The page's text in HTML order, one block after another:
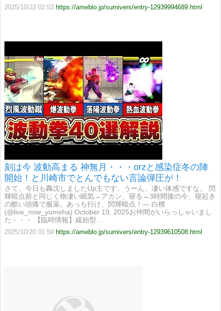
2025/10/22 02:53 https://ameblo.jp/surnivers/entry-12939994689.html
刻は今 波動高まる 神無月・・・orzと感染症冬の陣
開始！と川崎市でとんでもない言論弾圧が！
さて、今日も轟沈しましたUp主です。うーん、凄い体感ですな。 閃
輝暗点前と同じく物凄い眠気→アカン、寝る→3時間後の今、寝起き
の酷い頭痛で服薬。あっち行け、閃輝暗点！— 白檀
(@live_now_yumeha) October 19, 2025お仲間がいらっしゃいまし
た・・・ 【臨時情報】緩始型…
2025/10/20 01:59 https://ameblo.jp/surnivers/entry-12939610508.html